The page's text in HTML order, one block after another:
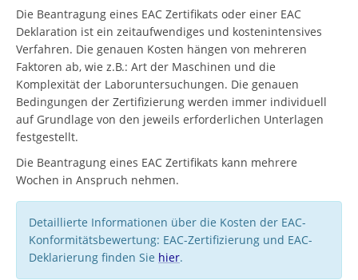
Die Beantragung eines EAC Zertifikats oder einer EAC
Deklaration ist ein zeitaufwendiges und kostenintensives
Verfahren. Die genauen Kosten hängen von mehreren
Faktoren ab, wie z.B.: Art der Maschinen und die
Komplexität der Laboruntersuchungen. Die genauen
Bedingungen der Zertifizierung werden immer individuell
auf Grundlage von den jeweils erforderlichen Unterlagen
festgestellt.
Die Beantragung eines EAC Zertifikats kann mehrere
Wochen in Anspruch nehmen.
Detaillierte Informationen über die Kosten der EAC-
Konformitätsbewertung: EAC-Zertifizierung und EAC-
Deklarierung finden Sie hier.